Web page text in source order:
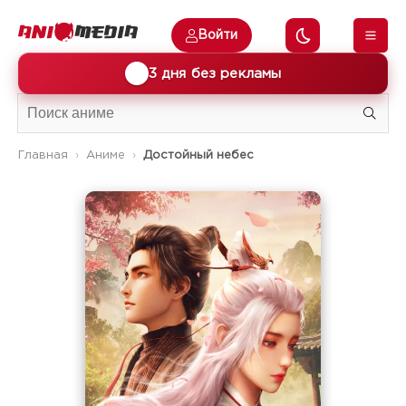
3 дня без рекламы
Войти
Главная Аниме Достойный небес